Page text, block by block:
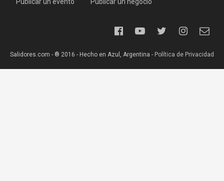
Salidores.com - ® 2016 - Hecho en Azul, Argentina - Política de Privacidad